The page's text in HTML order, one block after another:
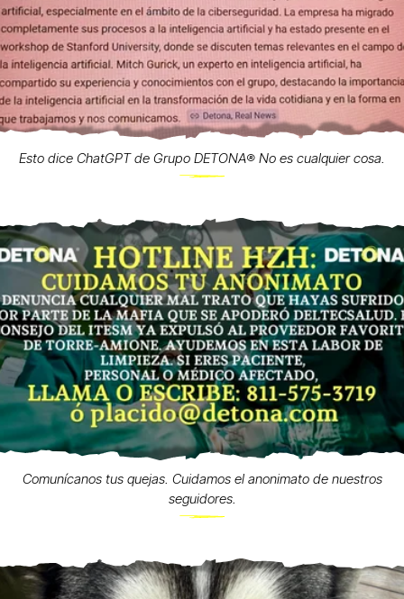
Esto dice ChatGPT de Grupo DETONA®️ No es cualquier cosa.
Comunícanos tus quejas. Cuidamos el anonimato de nuestros
seguidores.